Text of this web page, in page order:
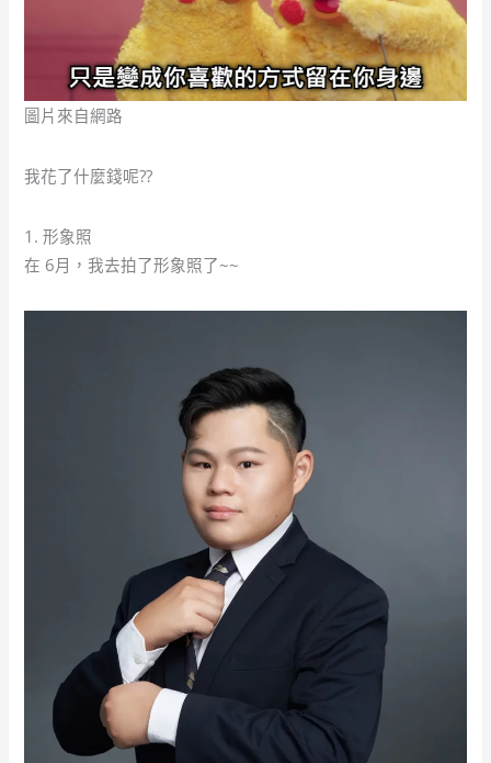
圖片來自網路
我花了什麼錢呢??
1. 形象照
在 6月，我去拍了形象照了~~